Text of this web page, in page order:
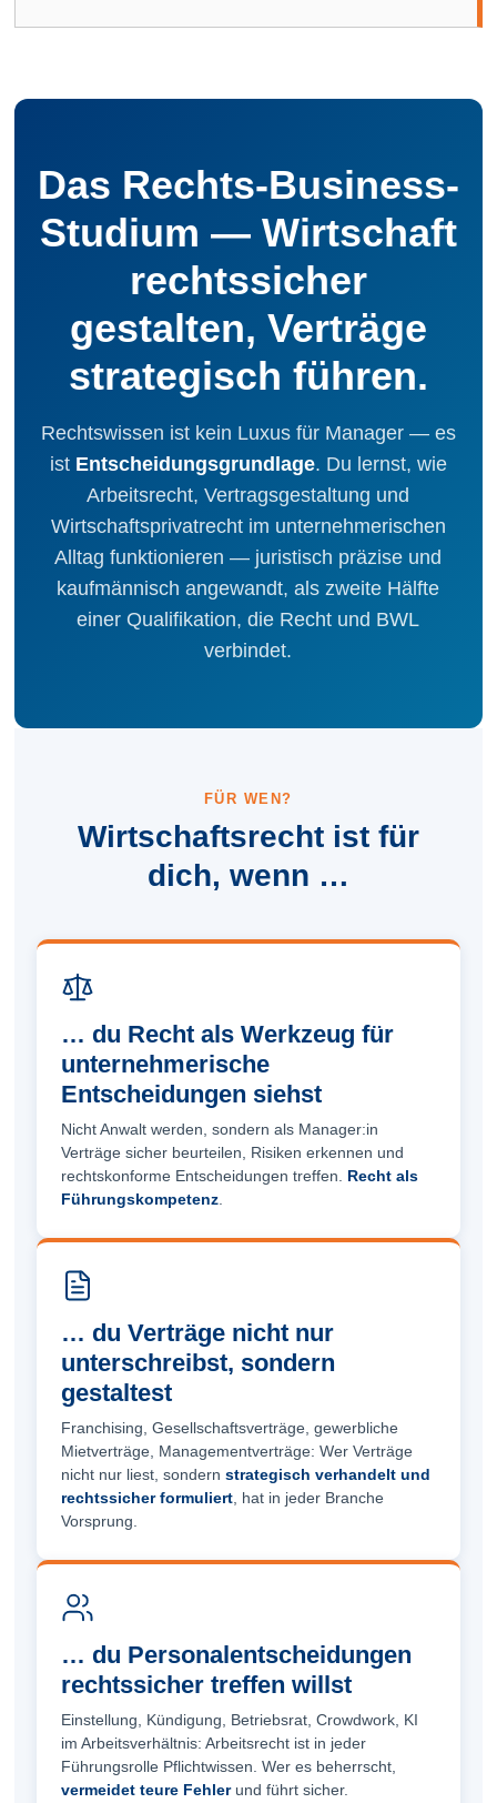
Das Rechts-Business-
Studium — Wirtschaft
rechtssicher
gestalten, Verträge
strategisch führen.
Rechtswissen ist kein Luxus für Manager — es
ist Entscheidungsgrundlage. Du lernst, wie
Arbeitsrecht, Vertragsgestaltung und
Wirtschaftsprivatrecht im unternehmerischen
Alltag funktionieren — juristisch präzise und
kaufmännisch angewandt, als zweite Hälfte
einer Qualifikation, die Recht und BWL
verbindet.
FÜR WEN?
Wirtschaftsrecht ist für
dich, wenn …
… du Recht als Werkzeug für
unternehmerische
Entscheidungen siehst
Nicht Anwalt werden, sondern als Manager:in
Verträge sicher beurteilen, Risiken erkennen und
rechtskonforme Entscheidungen treffen. Recht als
Führungskompetenz
… du Verträge nicht nur
unterschreibst, sondern
gestaltest
Franchising, Gesellschaftsverträge, gewerbliche
Mietverträge, Managementverträge: Wer Verträge
nicht nur liest, sondernstrategisch verhandelt und
rechtssicher formuliert , hat in jeder Branche
Vorsprung.
… du Personalentscheidungen
rechtssicher treffen willst
Einstellung, Kündigung, Betriebsrat, Crowdwork, KI
im Arbeitsverhältnis: Arbeitsrecht ist in jeder
Führungsrolle Pflicht­wissen. Wer es beherrscht,
vermeidet teure Fehlerund führt sicher.